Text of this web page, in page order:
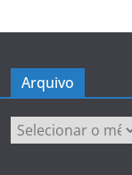
Arquivo
Arquivo